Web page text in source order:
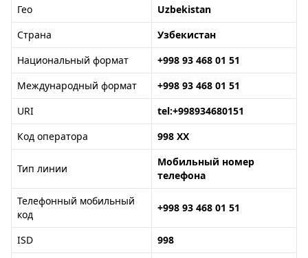
Гео
Uzbekistan
Страна
Узбекистан
Национальный формат
+998 93 468 01 51
Международный формат
+998 93 468 01 51
URI
tel:+998934680151
Код оператора
998 XX
Тип линии
Мобильный номер
телефона
Телефонный мобильный
код
+998 93 468 01 51
ISD
998